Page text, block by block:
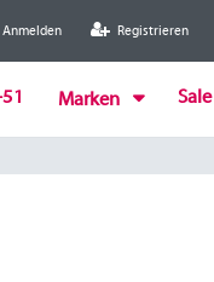
Anmelden Registrieren
Marken Sale